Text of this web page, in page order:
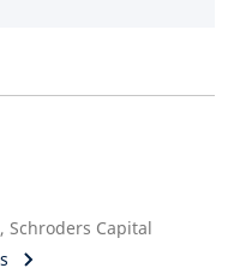
Schroders Capital